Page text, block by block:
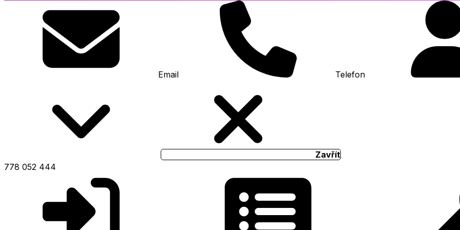
Email Telefon
Zavřít
778 052 444